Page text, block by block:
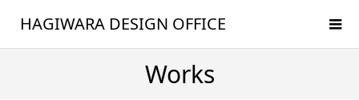
HAGIWARA DESIGN OFFICE
Works